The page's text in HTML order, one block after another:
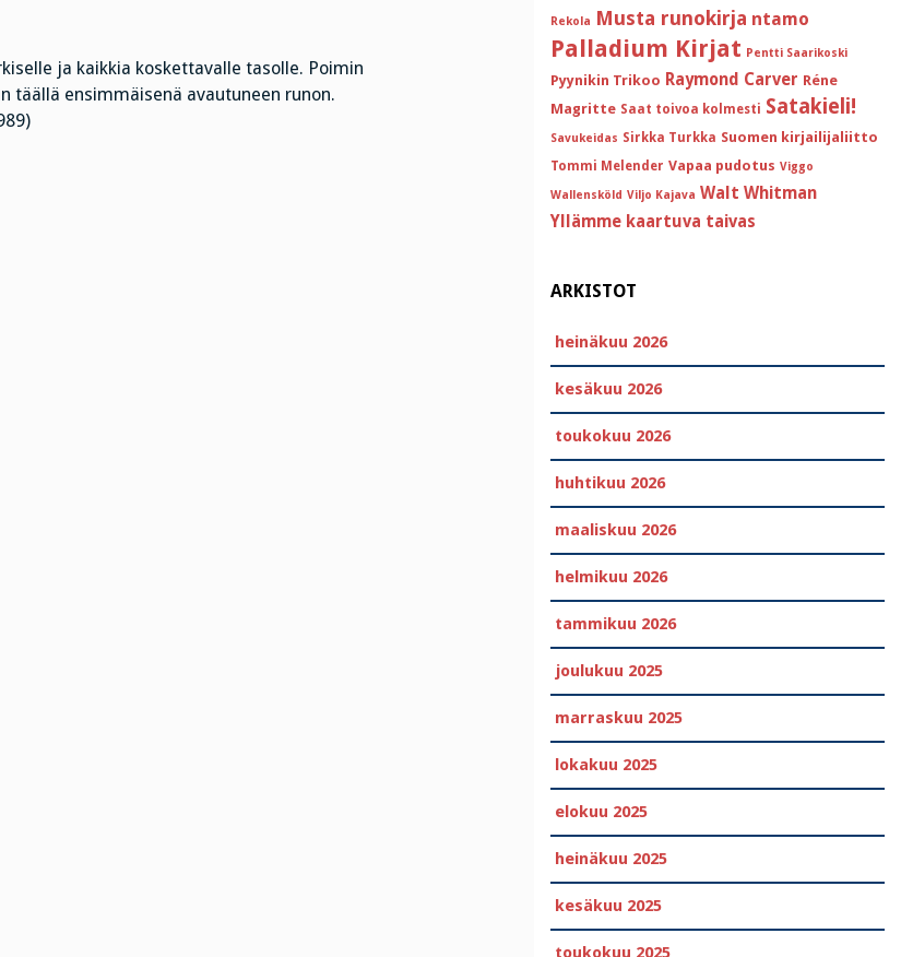
ja kaikkia koskettavalle tasolle. Poimin
täällä ensimmäisenä avautuneen runon.
Rekola Musta runokirja ntamo
Palladium Kirjat Pentti Saarikoski
Pyynikin Trikoo Raymond Carver Réne
Magritte Saat toivoa kolmesti Satakieli!
Savukeidas Sirkka Turkka Suomen kirjailijaliitto
Tommi Melender Vapaa pudotus Viggo
Wallensköld Viljo Kajava Walt Whitman
Yllämme kaartuva taivas
ARKISTOT
heinäkuu 2026
kesäkuu 2026
toukokuu 2026
huhtikuu 2026
maaliskuu 2026
helmikuu 2026
tammikuu 2026
joulukuu 2025
marraskuu 2025
lokakuu 2025
elokuu 2025
heinäkuu 2025
kesäkuu 2025
toukokuu 2025